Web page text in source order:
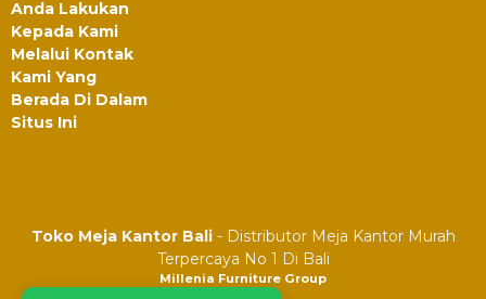
Anda Lakukan
Kepada Kami
Melalui Kontak
Kami Yang
Berada Di Dalam
Situs Ini
Toko Meja Kantor Bali- Distributor Meja Kantor Murah
Terpercaya No 1 Di Bali
Millenia Furniture Group